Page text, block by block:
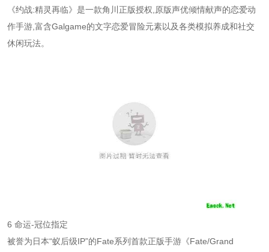
《约战:精灵再临》是一款角川正版授权,原版声优倾情献声的恋爱动
作手游,富含Galgame的文字恋爱冒险元素以及各类模拟养成和社交
休闲玩法。
6 命运-冠位指定
被誉为日本“蚁后级IP”的Fate系列首款正版手游《Fate/Grand